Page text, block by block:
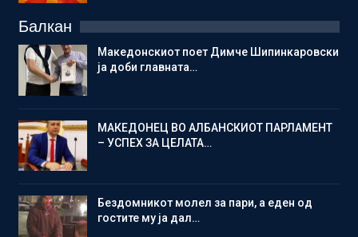
Балкан
Македонскиот поет Димче Шипинкаровски
ја доби главната…
МАКЕДОНЕЦ ВО АЛБАНСКИОТ ПАРЛАМЕНТ
– УСПЕХ ЗА ЦЕЛАТА…
Бездомникот молел за пари, а еден од
гостите му ја дал…